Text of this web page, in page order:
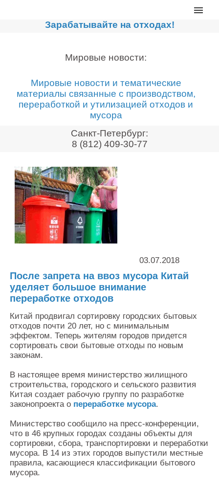
Главная
Сортировочные линии
Дробильное оборудование
Компакторы, контейнеры
Реализованные проекты
Видео
Новости компании
Мировые новости
О нас
Контакты
Оставить заявку
Зарабатывайте на отходах!
Мировые новости:
Мировые новости и тематические
материалы связанные с производством,
переработкой и утилизацией отходов и
мусора
Санкт-Петербург:
8 (812) 409-30-77
03.07.2018
После запрета на ввоз мусора Китай
уделяет большое внимание
переработке отходов
Китай продвигал сортировку городских бытовых
отходов почти 20 лет, но с минимальным
эффектом. Теперь жителям городов придется
сортировать свои бытовые отходы по новым
законам.
В настоящее время министерство жилищного
строительства, городского и сельского развития
Китая создает рабочую группу по разработке
законопроекта о переработке мусора.
Министерство сообщило на пресс-конференции,
что в 46 крупных городах созданы объекты для
сортировки, сбора, транспортировки и переработки
мусора. В 14 из этих городов выпустили местные
правила, касающиеся классификации бытового
мусора.